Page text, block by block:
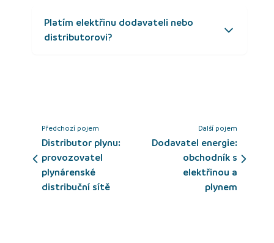
Platím elektřinu dodavateli nebo
distributorovi?
Předchozí pojem
Distributor plynu:
provozovatel
plynárenské
distribuční sítě
Další pojem
Dodavatel energie:
obchodník s
elektřinou a
plynem